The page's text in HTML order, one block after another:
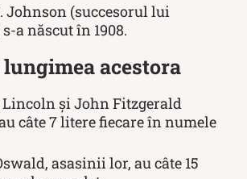
Johnson (succesorul lui
a născut în 1908.
acestora
și John Fitzgerald
câte 7 litere fiecare în numele
asasinii lor, au câte 15